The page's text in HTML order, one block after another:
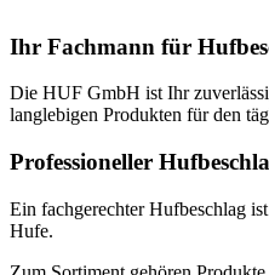
Ihr Fachmann für
Die HUF GmbH ist Ihr
langlebigen Produkten für den
Professioneller
Ein fachgerechter Hufbeschlag
Hufe.